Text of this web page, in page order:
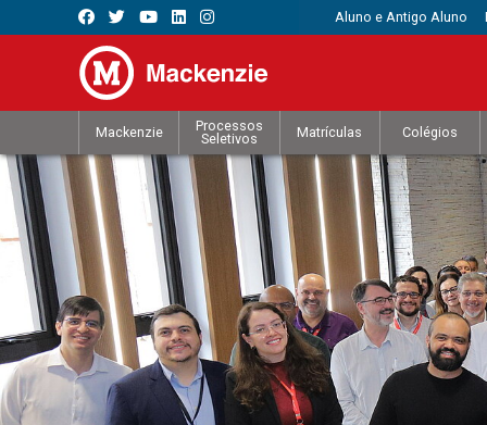
Aluno e Antigo Aluno
Mackenzie
Processos
Seletivos
Matrículas Colégios